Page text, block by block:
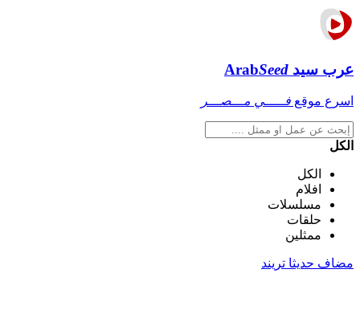
عرب سيد ArabSeed
اسرع موقع فـــــي مـــصـــر
الكل
الكل
افلام
مسلسلات
حلقات
ممثلين
مضاف حديثا تريند